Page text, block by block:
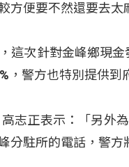
方便要不然還要去太
這次針對金峰鄉現
，警方也特別提供到
志正表示：「另外
分駐所的電話，警方